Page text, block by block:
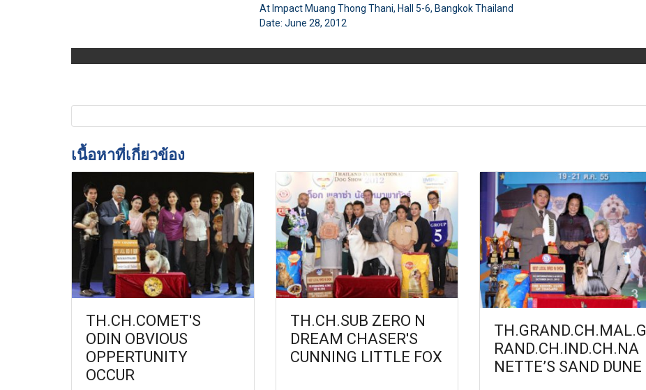
At Impact Muang Thong Thani, Hall 5-6, Bangkok Thailand
Date: June 28, 2012
เนื้อหาที่เกี่ยวข้อง
TH.CH.COMET'S
ODIN OBVIOUS
OPPERTUNITY
OCCUR
TH.CH.SUB ZERO N
DREAM CHASER'S
CUNNING LITTLE FOX
TH.GRAND.CH.MAL.G
RAND.CH.IND.CH.NA
NETTE’S SAND DUNE